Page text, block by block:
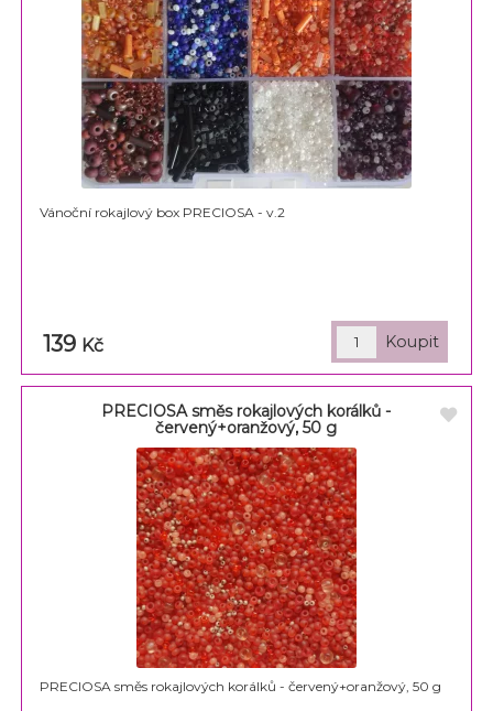
Vánoční rokajlový box PRECIOSA - v.2
139 Kč
PRECIOSA směs rokajlových korálků -
červený+oranžový, 50 g
PRECIOSA směs rokajlových korálků - červený+oranžový, 50 g